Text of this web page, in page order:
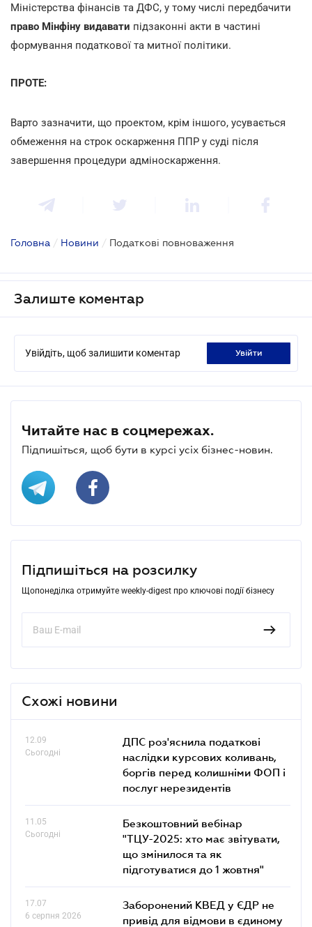
Міністерства фінансів та ДФС, у тому числі передбачити
право Мінфіну видавати підзаконні акти в частині
формування податкової та митної політики.
ПРОТЕ:
Варто зазначити, що проектом, крім іншого, усувається
обмеження на строк оскарження ППР у суді після
завершення процедури адміноскарження.
Головна / Новини / Податкові повноваження
Залиште коментар
Увійдіть, щоб залишити коментар увійти
Читайте нас в соцмережах.
Підпишіться, щоб бути в курсі усіх бізнес-новин.
Підпишіться на розсилку
Щопонеділка отримуйте weekly-digest про ключові події бізнесу
Схожі новини
12.09
Сьогодні
ДПС роз'яснила податкові
наслідки курсових коливань,
боргів перед колишніми ФОП і
послуг нерезидентів
11.05
Сьогодні
Безкоштовний вебінар
"ТЦУ-2025: хто має звітувати,
що змінилося та як
підготуватися до 1 жовтня"
17.07
6 серпня 2026
Заборонений КВЕД у ЄДР не
привід для відмови в єдиному